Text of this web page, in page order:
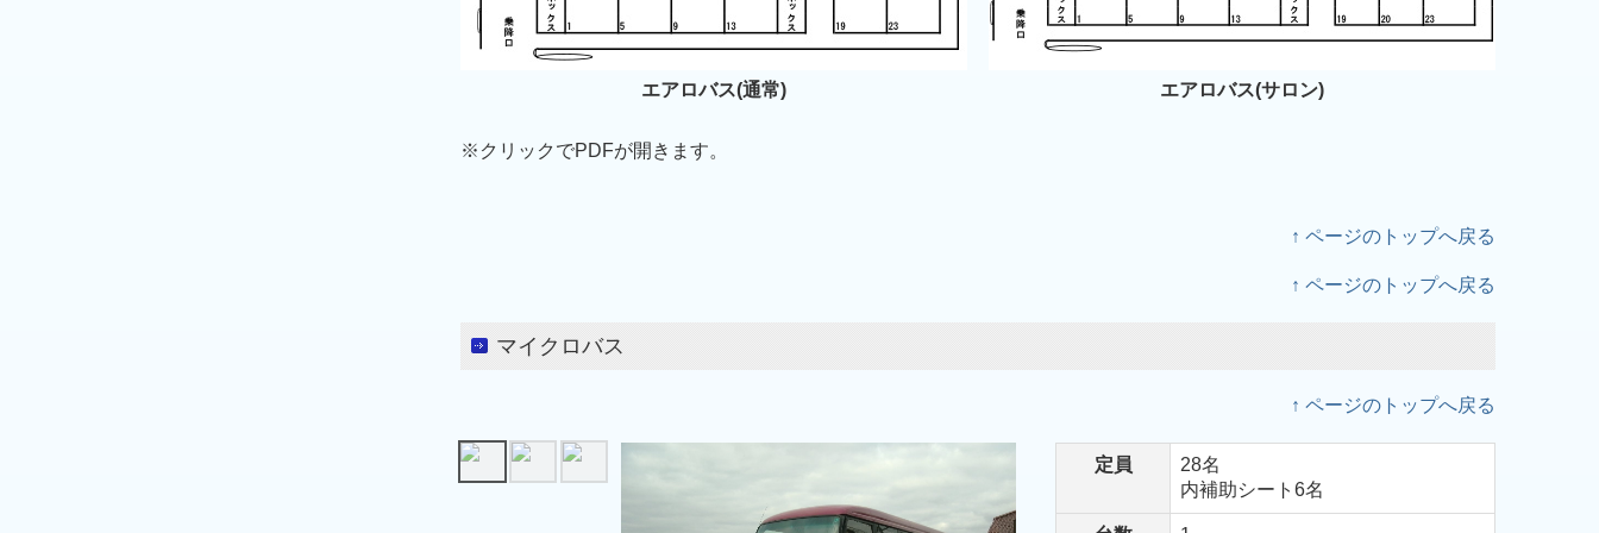
エアロバス(通常) エアロバス(サロン)
※クリックでPDFが開きます。
↑ ページのトップへ戻る
↑ ページのトップへ戻る
マイクロバス
↑ ページのトップへ戻る
定員
28名
内補助シート6名